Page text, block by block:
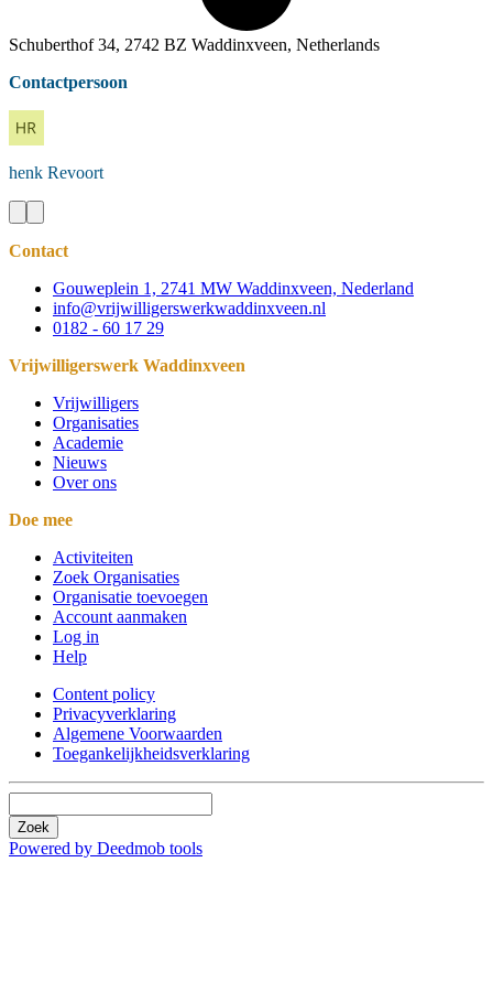
Schuberthof 34, 2742 BZ Waddinxveen, Netherlands
Contactpersoon
henk Revoort
Contact
Gouweplein 1, 2741 MW Waddinxveen, Nederland
info@vrijwilligerswerkwaddinxveen.nl
0182 - 60 17 29
Vrijwilligerswerk Waddinxveen
Vrijwilligers
Organisaties
Academie
Nieuws
Over ons
Doe mee
Activiteiten
Zoek Organisaties
Organisatie toevoegen
Account aanmaken
Log in
Help
Content policy
Privacyverklaring
Algemene Voorwaarden
Toegankelijkheidsverklaring
Zoek
Powered by Deedmob tools